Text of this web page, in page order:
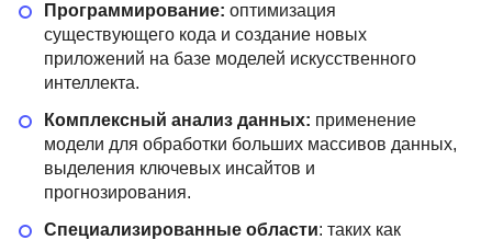
Программирование: оптимизация
существующего кода и создание новых
приложений на базе моделей искусственного
интеллекта.
Комплексный анализ данных: применение
модели для обработки больших массивов данных,
выделения ключевых инсайтов и
прогнозирования.
Специализированные области: таких как